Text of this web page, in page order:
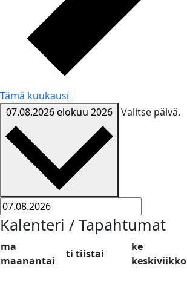
Tämä kuukausi
07.08.2026elokuu 2026 Valitse päivä.
Kalenteri / Tapahtumat
ma
maanantai
ti tiistai
ke
keskiviikko